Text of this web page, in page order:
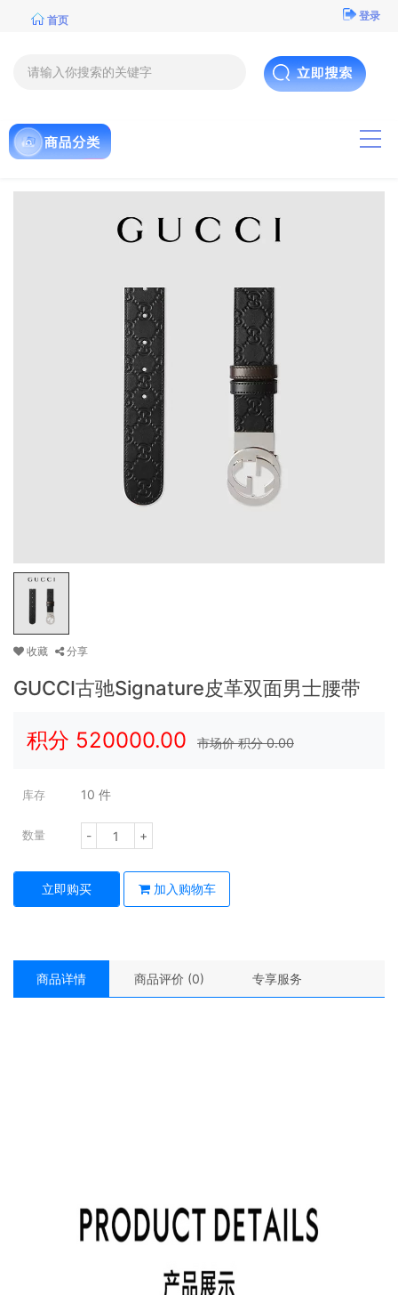
首页 登录
收藏 分享
GUCCI古驰Signature皮革双面男士腰带
积分 520000.00 市场价 积分0.00
库存 10 件
数量 - +
立即购买 加入购物车
商品详情 商品评价 (0) 专享服务